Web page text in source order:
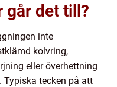
går det till?
inte
kolvring,
eller överhettning
Typiska tecken på att